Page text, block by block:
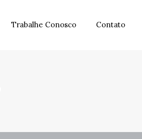
Trabalhe Conosco Contato